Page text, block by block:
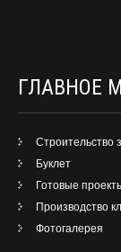
ГЛАВНОЕ
Строительство
Буклет
Готовые
Производство
Фотогалерея